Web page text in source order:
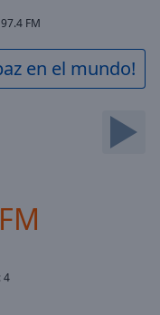
FM
en el mundo!
:4